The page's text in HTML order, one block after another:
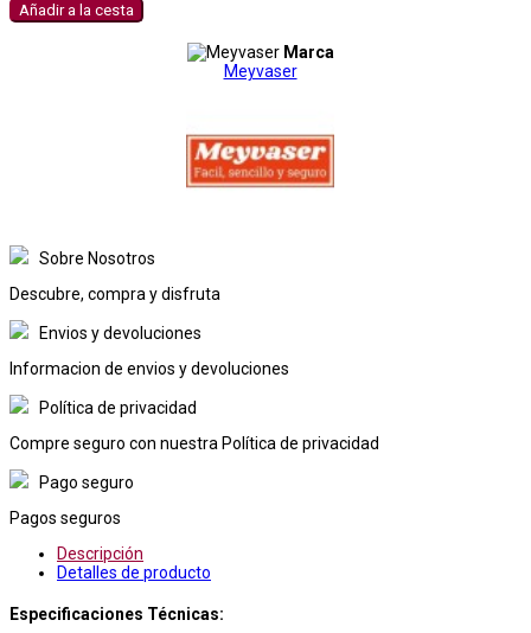
Añadir a la cesta
Marca
Meyvaser
Sobre Nosotros
Descubre, compra y disfruta
Envios y devoluciones
Informacion de envios y devoluciones
Política de privacidad
Compre seguro con nuestra Política de privacidad
Pago seguro
Pagos seguros
Descripción
Detalles de producto
Especificaciones Técnicas: